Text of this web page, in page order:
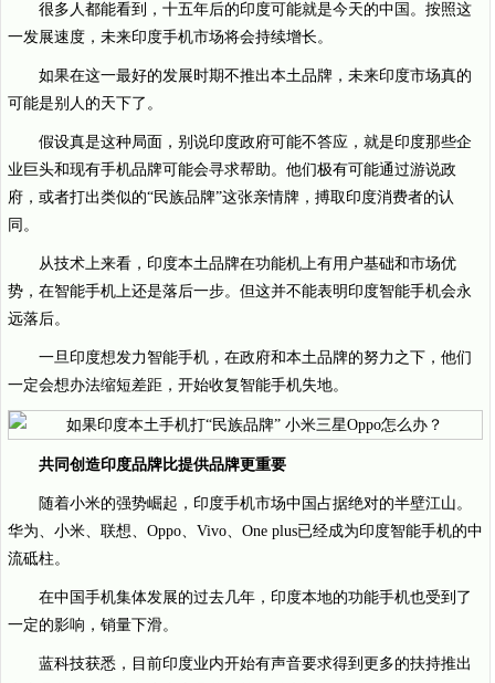
很多人都能看到，十五年后的印度可能就是今天的中国。按照这
一发展速度，未来印度手机市场将会持续增长。
如果在这一最好的发展时期不推出本土品牌，未来印度市场真的
可能是别人的天下了。
假设真是这种局面，别说印度政府可能不答应，就是印度那些企
业巨头和现有手机品牌可能会寻求帮助。他们极有可能通过游说政
府，或者打出类似的“民族品牌”这张亲情牌，搏取印度消费者的认
同。
从技术上来看，印度本土品牌在功能机上有用户基础和市场优
势，在智能手机上还是落后一步。但这并不能表明印度智能手机会永
远落后。
一旦印度想发力智能手机，在政府和本土品牌的努力之下，他们
一定会想办法缩短差距，开始收复智能手机失地。
共同创造印度品牌比提供品牌更重要
随着小米的强势崛起，印度手机市场中国占据绝对的半壁江山。
华为、小米、联想、Oppo、Vivo、One plus已经成为印度智能手机的中
流砥柱。
在中国手机集体发展的过去几年，印度本地的功能手机也受到了
一定的影响，销量下滑。
蓝科技获悉，目前印度业内开始有声音要求得到更多的扶持推出